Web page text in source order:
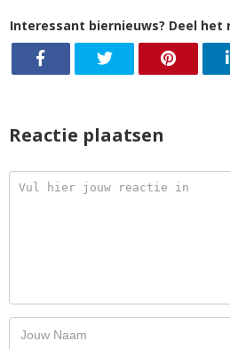
Interessant biernieuws? Deel het
Reactie plaatsen